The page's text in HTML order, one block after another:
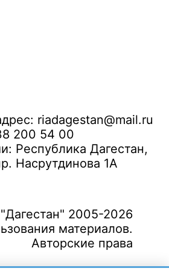
riadagestan@mail.ru
200 54 00
Республика Дагестан,
Насрутдинова 1А
2005-2026
материалов.
Авторские права